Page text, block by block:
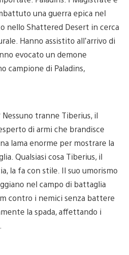
una guerra epica nel
nello Shattered Desert in cerca
Hanno assistito all’arrivo di
evocato un demone
campione di Paladins,
tranne Tiberius, il
di armi che brandisce
lama enorme per mostrare la
Qualsiasi cosa Tiberius, il
la fa con stile. Il suo umorismo
nel campo di battaglia
contro i nemici senza battere
la spada, affettando i